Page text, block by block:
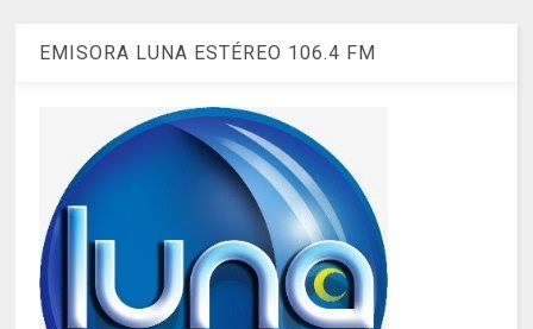
EMISORA LUNA ESTÉREO 106.4 FM